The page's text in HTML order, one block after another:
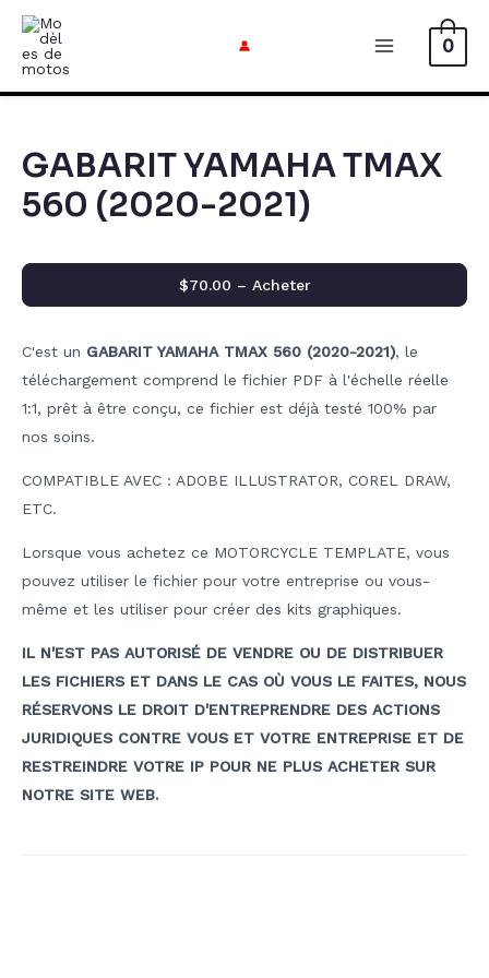
Aller
contenu
Menu
0
GABARIT YAMAHA TMAX
560 (2020-2021)
C'est un GABARIT YAMAHA TMAX 560 (2020-2021), le
téléchargement comprend le fichier PDF à l'échelle réelle
1:1, prêt à être conçu, ce fichier est déjà testé 100% par
nos soins.
COMPATIBLE AVEC : ADOBE ILLUSTRATOR, COREL DRAW,
ETC.
Lorsque vous achetez ce MOTORCYCLE TEMPLATE, vous
pouvez utiliser le fichier pour votre entreprise ou vous-
même et les utiliser pour créer des kits graphiques.
IL N'EST PAS AUTORISÉ DE VENDRE OU DE DISTRIBUER
LES FICHIERS ET DANS LE CAS OÙ VOUS LE FAITES, NOUS
RÉSERVONS LE DROIT D'ENTREPRENDRE DES ACTIONS
JURIDIQUES CONTRE VOUS ET VOTRE ENTREPRISE ET DE
RESTREINDRE VOTRE IP POUR NE PLUS ACHETER SUR
NOTRE SITE WEB.
$70.00 – Acheter